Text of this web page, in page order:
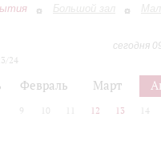
Большой зал
сегодня
24
Февраль Март
9 10 12 13 14